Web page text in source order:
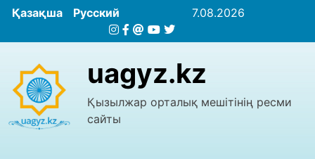
Қазақша Русский 7.08.2026
uagyz.kz
Қызылжар орталық мешітінің ресми
сайты